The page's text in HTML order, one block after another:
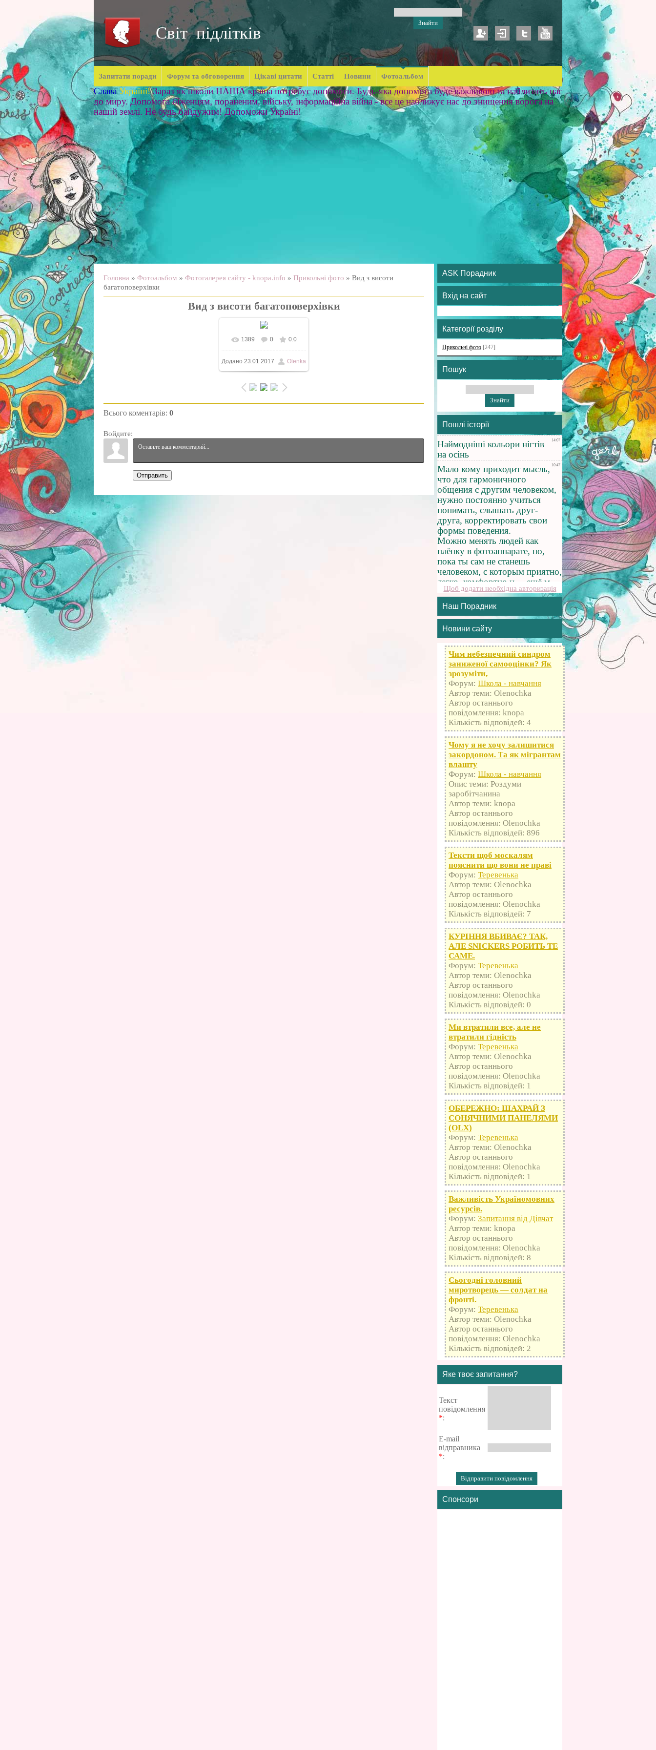
Світ підлітків
Запитати поради Форум та обговорення Цікаві цитати Статті Новини Фотоальбом
Слава Україні! Зараз як ніколи НАША країна потребує допомоги. Будь-яка допомога буде важливою та наблизить нас
до миру. Допомога біженцям, пораненим, війську, інформаційна війна - все це наближує нас до знищення ворога на
нашій землі. Не будь байдужим! Допоможи Україні!
Головна » Фотоальбом » Фотогалерея сайту - knopa.info » Прикольні фото » Вид з висоти
багатоповерхівки
Вид з висоти багатоповерхівки
У реальному розмірі
960x676/ 270.5Kb
1389 0 0.0
Додано 23.01.2017 Olenka
Всього коментарів: 0
Войдите:
Отправить
ASK Порадник
Вхід на сайт
Категорії розділу
Прикольні фото [247]
Пошук
Пошлі історії
Щоб додати необхідна авторизація
Наш Порадник
Новини сайту
Чим небезпечний синдром
заниженої самооцінки? Як
зрозуміти,
Форум: Школа - навчання
Автор теми: Olenochka
Автор останнього
повідомлення: knopa
Кількість відповідей: 4
Чому я не хочу залишитися
закордоном. Та як мігрантам
влашту
Форум: Школа - навчання
Опис теми: Роздуми
заробітчанина
Автор теми: knopa
Автор останнього
повідомлення: Olenochka
Кількість відповідей: 896
Тексти щоб москалям
пояснити що вони не праві
Форум: Теревенька
Автор теми: Olenochka
Автор останнього
повідомлення: Olenochka
Кількість відповідей: 7
КУРІННЯ ВБИВАЄ? ТАК,
АЛЕ SNICKERS РОБИТЬ ТЕ
САМЕ.
Форум: Теревенька
Автор теми: Olenochka
Автор останнього
повідомлення: Olenochka
Кількість відповідей: 0
Ми втратили все, але не
втратили гідність
Форум: Теревенька
Автор теми: Olenochka
Автор останнього
повідомлення: Olenochka
Кількість відповідей: 1
ОБЕРЕЖНО: ШАХРАЙ З
СОНЯЧНИМИ ПАНЕЛЯМИ
(OLX)
Форум: Теревенька
Автор теми: Olenochka
Автор останнього
повідомлення: Olenochka
Кількість відповідей: 1
Важливість Україномовних
ресурсів.
Форум: Запитання від Дівчат
Автор теми: knopa
Автор останнього
повідомлення: Olenochka
Кількість відповідей: 8
Сьогодні головний
миротворець — солдат на
фронті.
Форум: Теревенька
Автор теми: Olenochka
Автор останнього
повідомлення: Olenochka
Кількість відповідей: 2
Яке твоє запитання?
Текст
повідомлення
*:
E-mail
відправника
*:
Спонсори